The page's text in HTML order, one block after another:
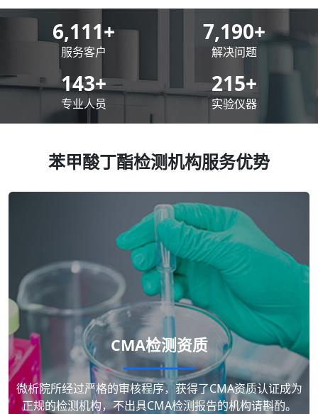
8,500+
服务客户
10,000+
解决问题
200+
专业人员
300+
实验仪器
苯甲酸丁酯检测机构服务优势
CMA检测资质
微析院所经过严格的审核程序，获得了CMA资质认证成为
正规的检测机构，不出具CMA检测报告的机构请斟酌。